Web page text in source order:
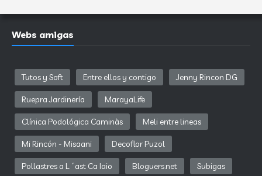
Webs amigas
Tutos y Soft Entre ellos y contigo Jenny Rincon DG
Ruepra Jardinería MarayaLife
Clínica Podológica Caminàs Meli entre lineas
Mi Rincón - Misaani Decoflor Puzol
Pollastres a L´ast Ca Iaio Bloguers.net Subigas